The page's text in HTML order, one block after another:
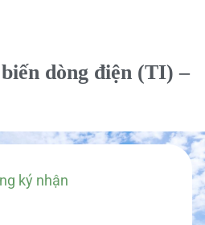
dòng điện (TI) –
ký nhận